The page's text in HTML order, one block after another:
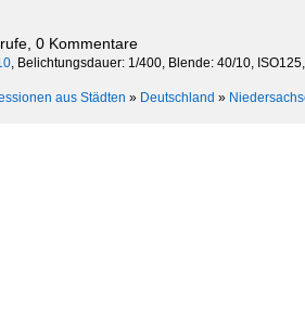
0 Kommentare
, Belichtungsdauer: 1/400, Blende: 40/10,
aus Städten » Deutschland »